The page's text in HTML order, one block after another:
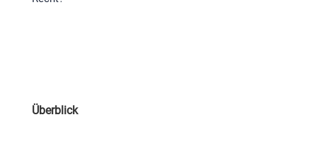
Überblick